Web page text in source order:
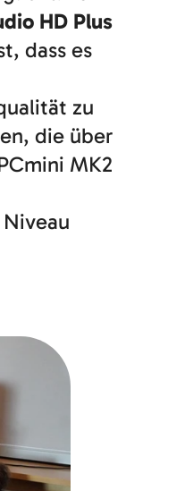
HD Plus
dass es
zu
die über
MK2